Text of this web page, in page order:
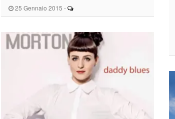
25 Gennaio 2015 -